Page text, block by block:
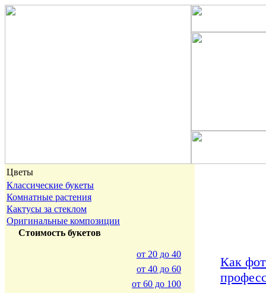
Цветы
Классические букеты
Комнатные растения
Кактусы за стеклом
Оригинальные композиции
Стоимость букетов
от 20 до 40
от 40 до 60
от 60 до 100
Как